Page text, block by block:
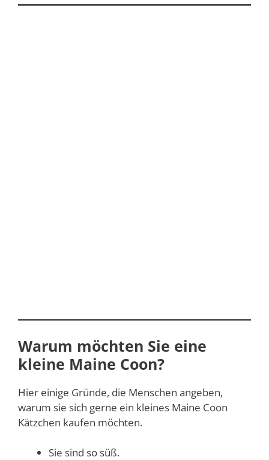
Warum möchten Sie eine
kleine Maine Coon?
Hier einige Gründe, die Menschen angeben,
warum sie sich gerne ein kleines Maine Coon
Kätzchen kaufen möchten.
Sie sind so süß.